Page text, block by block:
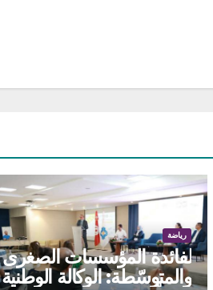
رياضة
لفائدة المؤسسات الصغرى
والمتوسّطة: الوكالة الوطنية